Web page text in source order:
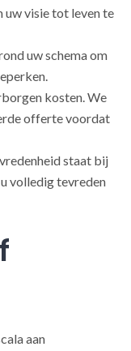
uw visie tot leven te
uw schema om
kosten. We
offerte voordat
staat bij
volledig tevreden
aan